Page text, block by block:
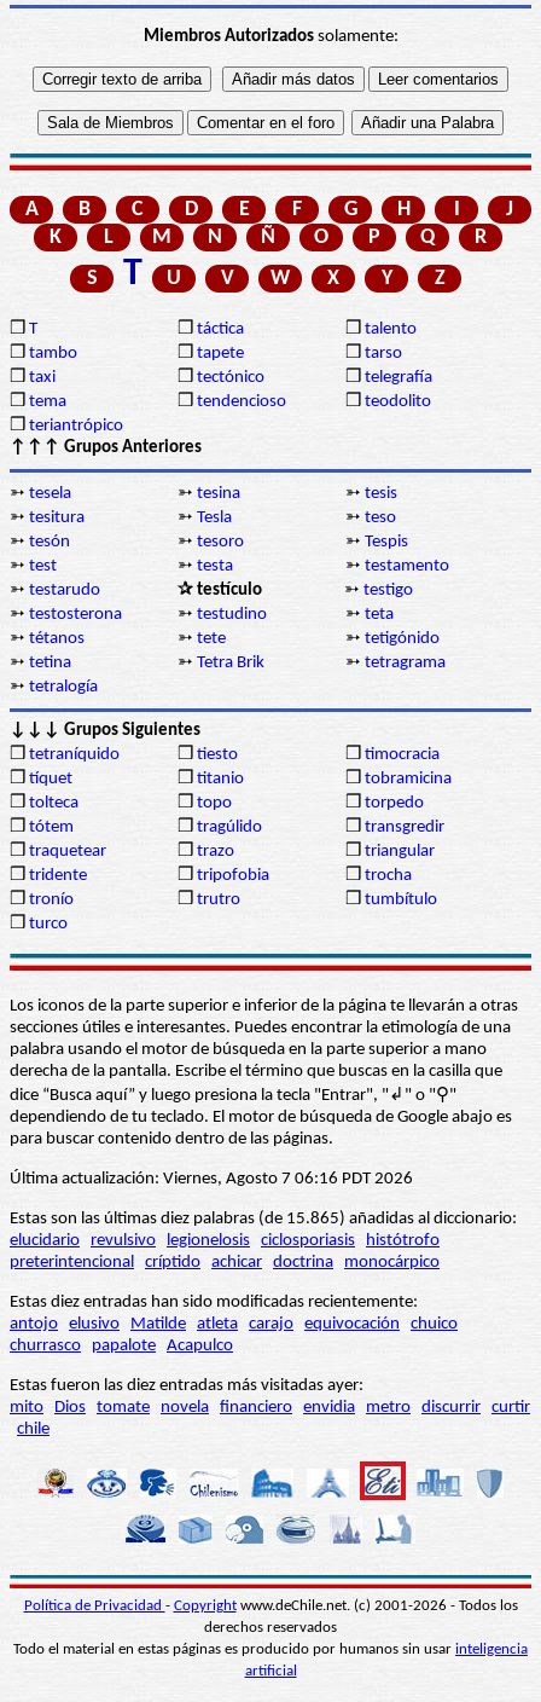
Miembros Autorizadossolamente:
A B C D E F G H I
J
K
L M N Ñ O P Q
R
S
T U V W X Y Z
❒ T ❒ táctica ❒ talento
❒ tambo ❒ tapete ❒ tarso
❒ taxi ❒ tectónico ❒ telegrafía
❒ tema ❒ tendencioso ❒ teodolito
❒ teriantrópico
↑↑↑ Grupos Anteriores
➳ tesela ➳ tesina ➳ tesis
➳ tesitura ➳ Tesla ➳ teso
➳ tesón ➳ tesoro ➳ Tespis
➳ test ➳ testa ➳ testamento
➳ testarudo ✰ testículo ➳ testigo
➳ testosterona ➳ testudino ➳ teta
➳ tétanos ➳ tete ➳ tetigónido
➳ tetina ➳ Tetra Brik ➳ tetragrama
➳ tetralogía
↓↓↓ Grupos Siguientes
❒ tetraníquido ❒ tiesto ❒ timocracia
❒ tíquet ❒ titanio ❒ tobramicina
❒ tolteca ❒ topo ❒ torpedo
❒ tótem ❒ tragúlido ❒ transgredir
❒ traquetear ❒ trazo ❒ triangular
❒ tridente ❒ tripofobia ❒ trocha
❒ tronío ❒ trutro ❒ tumbítulo
❒ turco
Los iconos de la parte superior e inferior de la página te llevarán a otras
secciones útiles e interesantes. Puedes encontrar la etimología de una
palabra usando el motor de búsqueda en la parte superior a mano
derecha de la pantalla. Escribe el término que buscas en la casilla que
dice “Busca aquí” y luego presiona la tecla "Entrar", "↲" o "⚲"
dependiendo de tu teclado. El motor de búsqueda de Google abajo es
para buscar contenido dentro de las páginas.
Última actualización: Viernes, Agosto 7 06:16 PDT 2026
Estas son las últimas diez palabras (de 15.865) añadidas al diccionario:
elucidario
revulsivo legionelosis ciclosporiasis
histótrofo
preterintencional críptido achicar doctrina monocárpico
Estas diez entradas han sido modificadas recientemente:
antojo elusivo Matilde atleta carajo equivocación
chuico
churrasco
papalote Acapulco
Estas fueron las diez entradas más visitadas ayer:
mito
Dios tomate novela financiero envidia metro discurrir curtir
chile
Política de Privacidad - Copyrightwww.deChile.net. (c) 2001-2026 - Todos los
derechos reservados
Todo el material en estas páginas es producido por humanos sin usar inteligencia
artificial